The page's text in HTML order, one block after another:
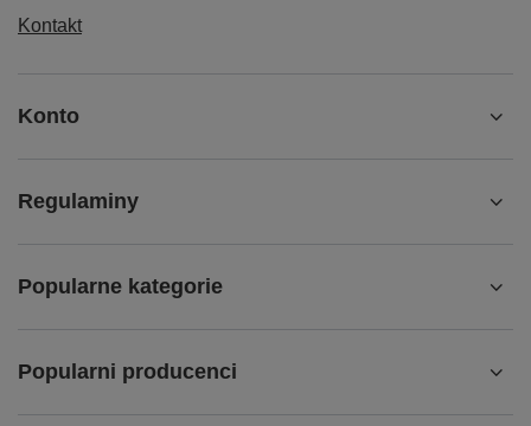
Kontakt
Konto
Regulaminy
Popularne kategorie
Popularni producenci